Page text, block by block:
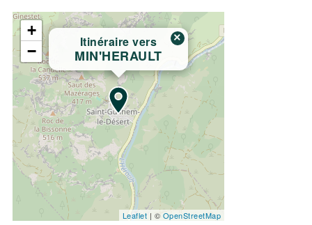
Itinéraire vers
MIN'HERAULT
×
+
−
Leaflet | © OpenStreetMap